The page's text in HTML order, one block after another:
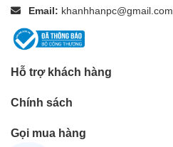
Email: khanhhanpc@gmail.com
Hỗ trợ khách hàng
Chính sách
Gọi mua hàng